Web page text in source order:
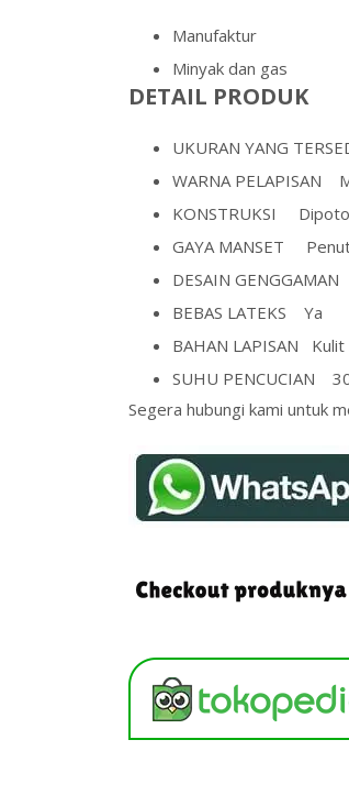
Manufaktur
Minyak dan gas
DETAIL PRODUK
UKURAN YANG
WARNA PELAPISAN
KONSTRUKSI
GAYA MANSET
DESAIN GENGGAMAN
BEBAS LATEKS Ya
BAHAN LAPISAN
SUHU PENCUCIAN
Segera hubungi kami untuk